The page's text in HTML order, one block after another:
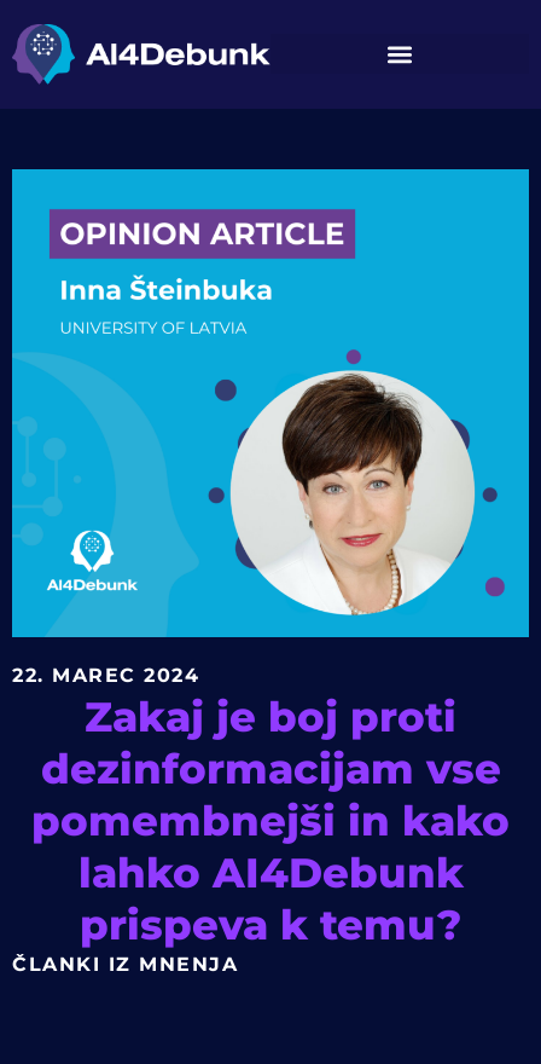
22. MAREC 2024
Zakaj je boj proti
dezinformacijam vse
pomembnejši in kako
lahko AI4Debunk
prispeva k temu?
ČLANKI IZ MNENJA